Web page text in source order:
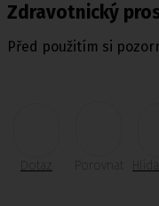
Zdravotnický
Před použitím si
Dotaz Porovnat